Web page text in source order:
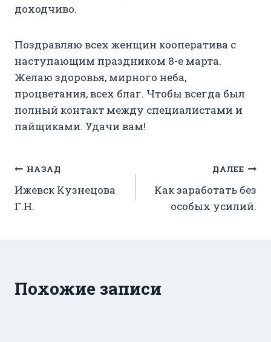
доходчиво.
Поздравляю всех женщин кооператива с
наступающим праздником 8-е марта.
Желаю здоровья, мирного неба,
процветания, всех благ. Чтобы всегда был
полный контакт между специалистами и
пайщиками. Удачи вам!
Навигация
по
НАЗАД
Ижевск Кузнецова
Г.Н.
ДАЛЕЕ
Как заработать без
особых усилий.
Похожие записи